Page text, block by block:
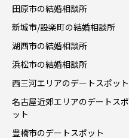
田原市の結婚相談所
新城市/設楽町の結婚相談所
湖西市の結婚相談所
浜松市の結婚相談所
西三河エリアのデートスポット
名古屋近郊エリアのデートスポ
ット
豊橋市のデートスポット